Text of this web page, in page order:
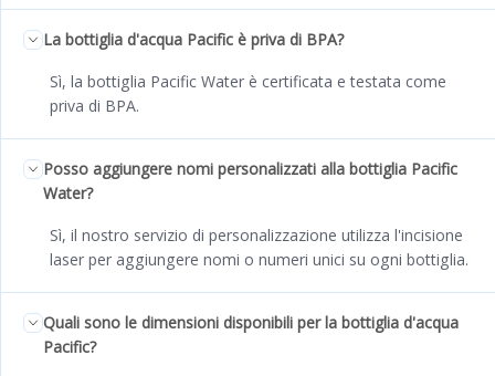
La bottiglia d'acqua Pacific è priva di BPA?
Sì, la bottiglia Pacific Water è certificata e testata come
priva di BPA.
Posso aggiungere nomi personalizzati alla bottiglia Pacific
Water?
Sì, il nostro servizio di personalizzazione utilizza l'incisione
laser per aggiungere nomi o numeri unici su ogni bottiglia.
Quali sono le dimensioni disponibili per la bottiglia d'acqua
Pacific?